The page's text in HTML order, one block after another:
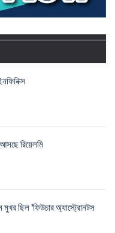
রিয়েলমি
মুখর ছিল 'ফিউচার অ্যাস্ট্রোনটস